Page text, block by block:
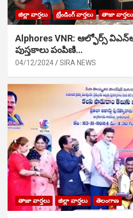
జిల్లా వార్తలు ట్రేండింగ్ వార్తలు తాజా వార్తలు
Alphores VNR: ఆల్ఫోర్స్
పుస్తకాలు పంపిణి…
04/12/2024 SIRA NEWS
తాజా వార్తలు జిల్లా వార్తలు తెలంగాణ